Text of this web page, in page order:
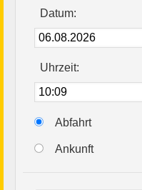
Datum:
Uhrzeit:
Abfahrt
Ankunft